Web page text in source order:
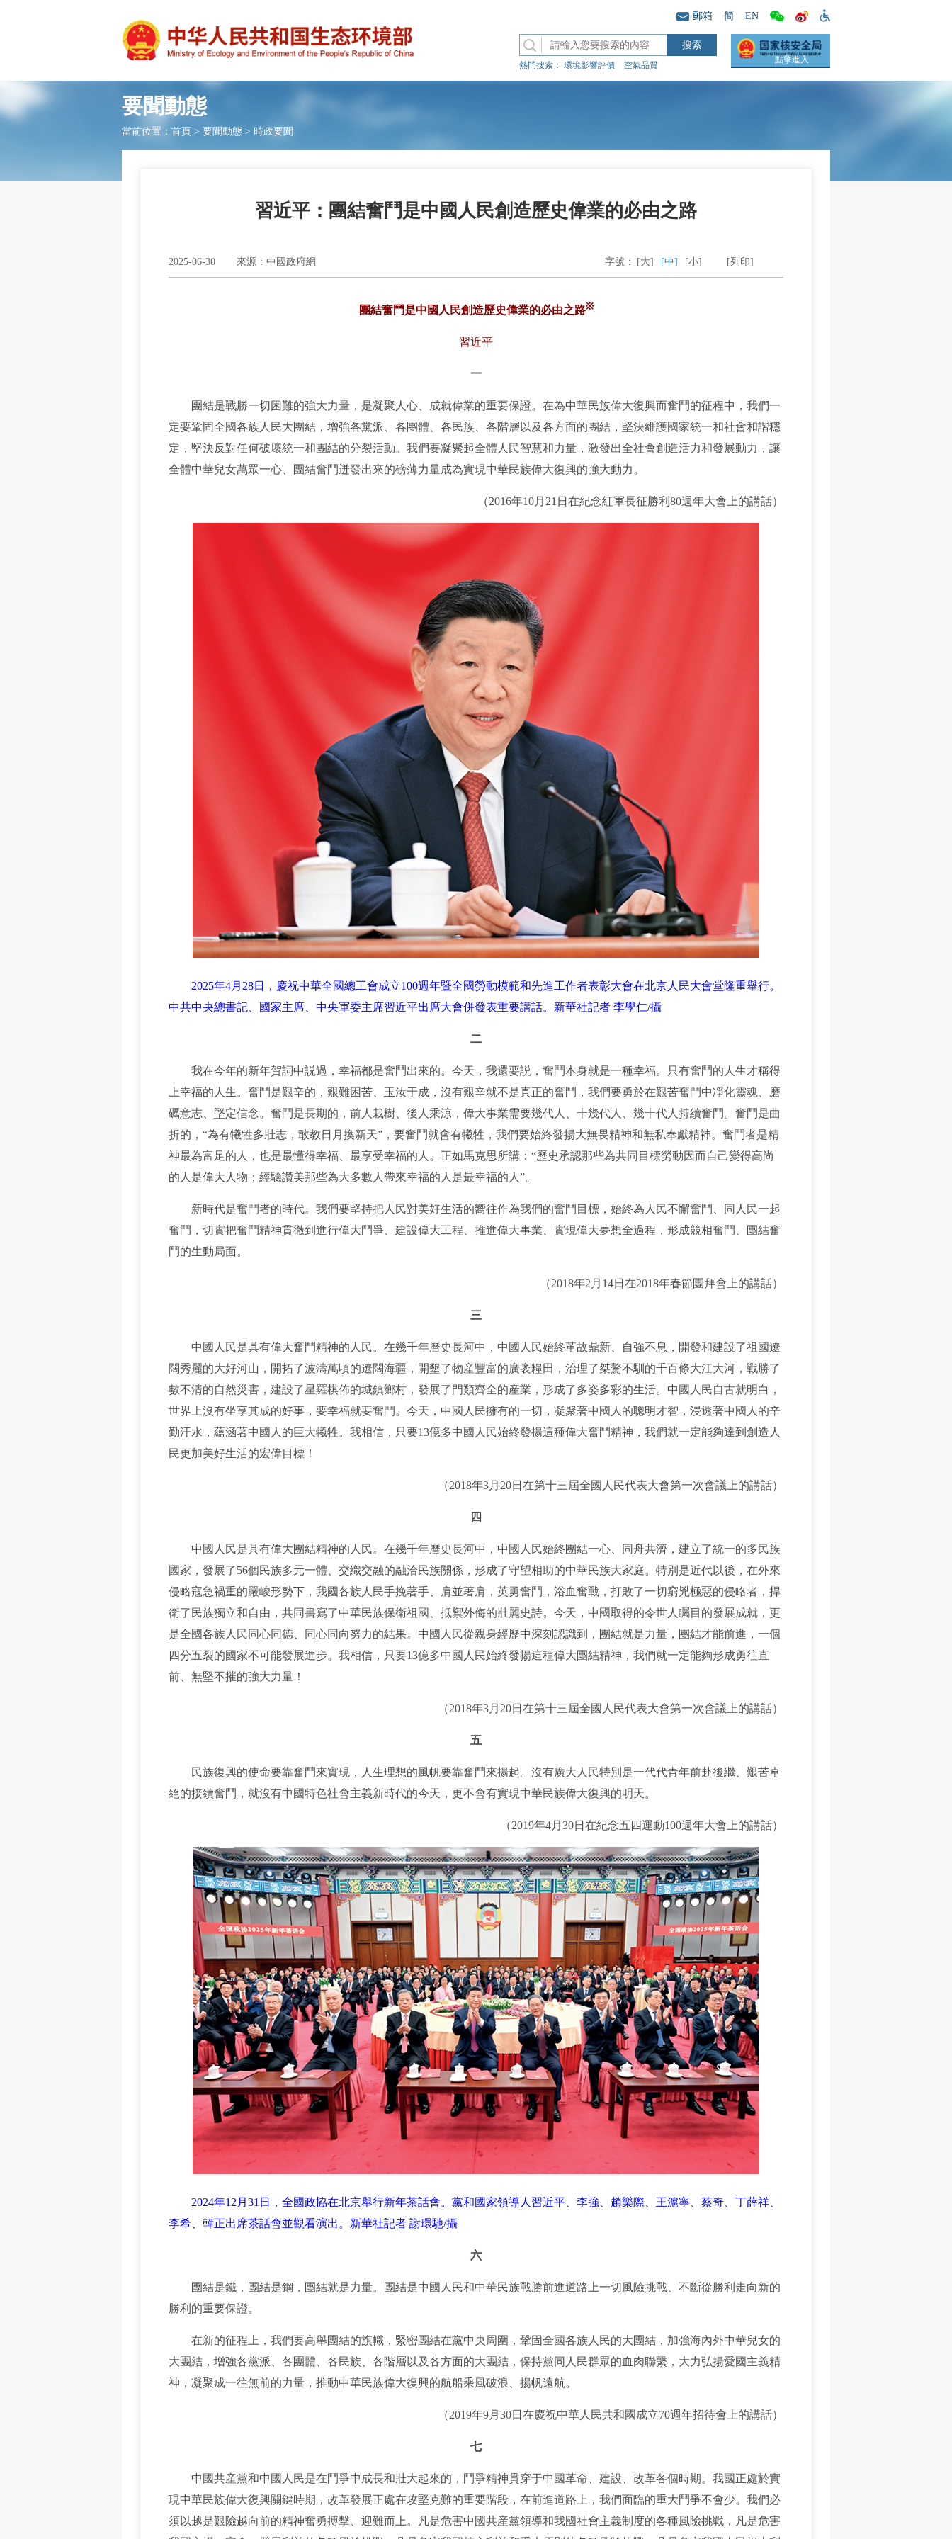
郵箱 簡 EN
熱門搜索： 環境影響評價 空氣品質
點擊進入
要聞動態
當前位置： 首頁 > 要聞動態 > 時政要聞
習近平：團結奮鬥是中國人民創造歷史偉業的必由之路
2025-06-30 來源：中國政府網 [列印]
字號： [大] [中] [小]
團結奮鬥是中國人民創造歷史偉業的必由之路※
習近平
一
團結是戰勝一切困難的強大力量，是凝聚人心、成就偉業的重要保證。在為中華民族偉大復興而奮鬥的征程中，我們一
定要鞏固全國各族人民大團結，增強各黨派、各團體、各民族、各階層以及各方面的團結，堅決維護國家統一和社會和諧穩
定，堅決反對任何破壞統一和團結的分裂活動。我們要凝聚起全體人民智慧和力量，激發出全社會創造活力和發展動力，讓
全體中華兒女萬眾一心、團結奮鬥迸發出來的磅薄力量成為實現中華民族偉大復興的強大動力。
（2016年10月21日在紀念紅軍長征勝利80週年大會上的講話）
2025年4月28日，慶祝中華全國總工會成立100週年暨全國勞動模範和先進工作者表彰大會在北京人民大會堂隆重舉行。
中共中央總書記、國家主席、中央軍委主席習近平出席大會併發表重要講話。新華社記者 李學仁/攝
二
我在今年的新年賀詞中説過，幸福都是奮鬥出來的。今天，我還要説，奮鬥本身就是一種幸福。只有奮鬥的人生才稱得
上幸福的人生。奮鬥是艱辛的，艱難困苦、玉汝于成，沒有艱辛就不是真正的奮鬥，我們要勇於在艱苦奮鬥中凈化靈魂、磨
礪意志、堅定信念。奮鬥是長期的，前人栽樹、後人乘涼，偉大事業需要幾代人、十幾代人、幾十代人持續奮鬥。奮鬥是曲
折的，“為有犧牲多壯志，敢教日月換新天”，要奮鬥就會有犧牲，我們要始終發揚大無畏精神和無私奉獻精神。奮鬥者是精
神最為富足的人，也是最懂得幸福、最享受幸福的人。正如馬克思所講：“歷史承認那些為共同目標勞動因而自己變得高尚
的人是偉大人物；經驗讚美那些為大多數人帶來幸福的人是最幸福的人”。
新時代是奮鬥者的時代。我們要堅持把人民對美好生活的嚮往作為我們的奮鬥目標，始終為人民不懈奮鬥、同人民一起
奮鬥，切實把奮鬥精神貫徹到進行偉大鬥爭、建設偉大工程、推進偉大事業、實現偉大夢想全過程，形成競相奮鬥、團結奮
鬥的生動局面。
（2018年2月14日在2018年春節團拜會上的講話）
三
中國人民是具有偉大奮鬥精神的人民。在幾千年曆史長河中，中國人民始終革故鼎新、自強不息，開發和建設了祖國遼
闊秀麗的大好河山，開拓了波濤萬頃的遼闊海疆，開墾了物産豐富的廣袤糧田，治理了桀驁不馴的千百條大江大河，戰勝了
數不清的自然災害，建設了星羅棋佈的城鎮鄉村，發展了門類齊全的産業，形成了多姿多彩的生活。中國人民自古就明白，
世界上沒有坐享其成的好事，要幸福就要奮鬥。今天，中國人民擁有的一切，凝聚著中國人的聰明才智，浸透著中國人的辛
勤汗水，蘊涵著中國人的巨大犧牲。我相信，只要13億多中國人民始終發揚這種偉大奮鬥精神，我們就一定能夠達到創造人
民更加美好生活的宏偉目標！
（2018年3月20日在第十三屆全國人民代表大會第一次會議上的講話）
四
中國人民是具有偉大團結精神的人民。在幾千年曆史長河中，中國人民始終團結一心、同舟共濟，建立了統一的多民族
國家，發展了56個民族多元一體、交織交融的融洽民族關係，形成了守望相助的中華民族大家庭。特別是近代以後，在外來
侵略寇急禍重的嚴峻形勢下，我國各族人民手挽著手、肩並著肩，英勇奮鬥，浴血奮戰，打敗了一切窮兇極惡的侵略者，捍
衛了民族獨立和自由，共同書寫了中華民族保衛祖國、抵禦外侮的壯麗史詩。今天，中國取得的令世人矚目的發展成就，更
是全國各族人民同心同德、同心同向努力的結果。中國人民從親身經歷中深刻認識到，團結就是力量，團結才能前進，一個
四分五裂的國家不可能發展進步。我相信，只要13億多中國人民始終發揚這種偉大團結精神，我們就一定能夠形成勇往直
前、無堅不摧的強大力量！
（2018年3月20日在第十三屆全國人民代表大會第一次會議上的講話）
五
民族復興的使命要靠奮鬥來實現，人生理想的風帆要靠奮鬥來揚起。沒有廣大人民特別是一代代青年前赴後繼、艱苦卓
絕的接續奮鬥，就沒有中國特色社會主義新時代的今天，更不會有實現中華民族偉大復興的明天。
（2019年4月30日在紀念五四運動100週年大會上的講話）
2024年12月31日，全國政協在北京舉行新年茶話會。黨和國家領導人習近平、李強、趙樂際、王滬寧、蔡奇、丁薛祥、
李希、韓正出席茶話會並觀看演出。新華社記者 謝環馳/攝
六
團結是鐵，團結是鋼，團結就是力量。團結是中國人民和中華民族戰勝前進道路上一切風險挑戰、不斷從勝利走向新的
勝利的重要保證。
在新的征程上，我們要高舉團結的旗幟，緊密團結在黨中央周圍，鞏固全國各族人民的大團結，加強海內外中華兒女的
大團結，增強各黨派、各團體、各民族、各階層以及各方面的大團結，保持黨同人民群眾的血肉聯繫，大力弘揚愛國主義精
神，凝聚成一往無前的力量，推動中華民族偉大復興的航船乘風破浪、揚帆遠航。
（2019年9月30日在慶祝中華人民共和國成立70週年招待會上的講話）
七
中國共産黨和中國人民是在鬥爭中成長和壯大起來的，鬥爭精神貫穿于中國革命、建設、改革各個時期。我國正處於實
現中華民族偉大復興關鍵時期，改革發展正處在攻堅克難的重要階段，在前進道路上，我們面臨的重大鬥爭不會少。我們必
須以越是艱險越向前的精神奮勇搏擊、迎難而上。凡是危害中國共産黨領導和我國社會主義制度的各種風險挑戰，凡是危害